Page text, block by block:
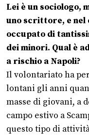
Lei è un sociologo,
uno scrittore, e nel
occupato di
dei minori. Qual è
a rischio a Napoli?
Il volontariato ha
lontani gli anni
masse di giovani, a
campo estivo a
questo tipo di